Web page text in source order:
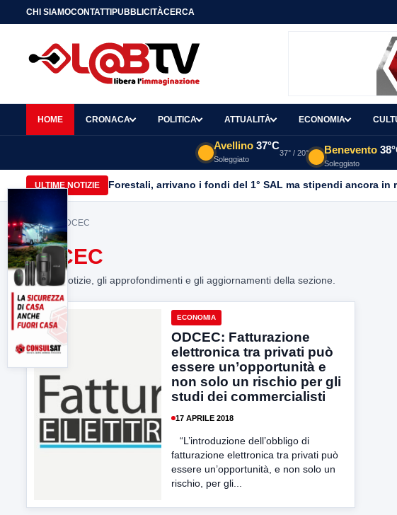
CHI SIAMOCONTATTIPUBBLICITÀCERCA
HOME CRONACA POLITICA ATTUALITÀ ECONOMIA
Avellino 37°C
Soleggiato
37° / 20° Benevento
Soleggiato
ULTIME NOTIZIE Forestali, arrivano i fondi del 1° SAL ma stipendi ancora in
Home> ODCEC
ODCEC
Tutte le notizie, gli approfondimenti e gli aggiornamenti della sezione.
ECONOMIA
ODCEC: Fatturazione
elettronica tra privati può
essere un’opportunità e
non solo un rischio per gli
studi dei commercialisti
17 APRILE 2018
“L’introduzione dell’obbligo di
fatturazione elettronica tra privati può
essere un’opportunità, e non solo un
rischio, per gli...